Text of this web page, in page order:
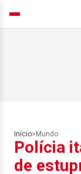
Início> Mundo
Polícia
de